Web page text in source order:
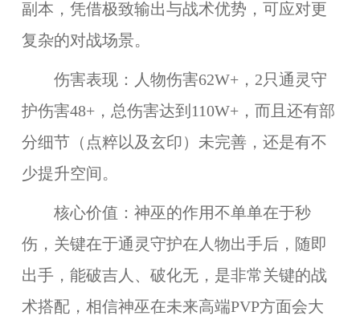
副本，凭借极致输出与战术优势，可应对更
复杂的对战场景。
伤害表现：人物伤害62W+，2只通灵守
护伤害48+，总伤害达到110W+，而且还有部
分细节（点粹以及玄印）未完善，还是有不
少提升空间。
核心价值：神巫的作用不单单在于秒
伤，关键在于通灵守护在人物出手后，随即
出手，能破吉人、破化无，是非常关键的战
术搭配，相信神巫在未来高端PVP方面会大